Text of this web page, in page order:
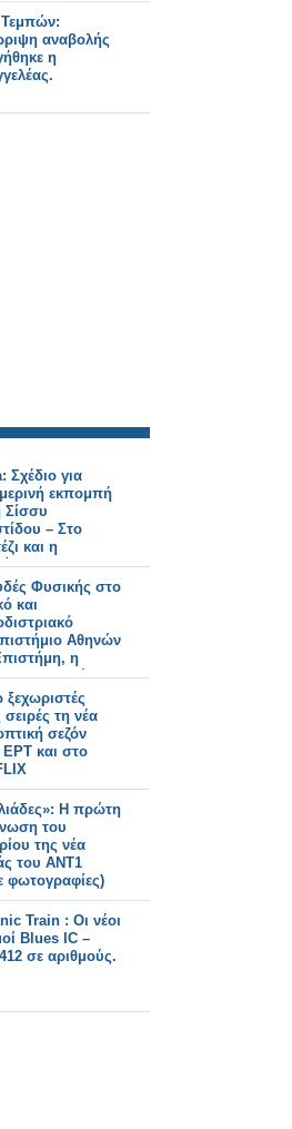
Τεμπών:
αναβολής
η
Σχέδιο για
εκπομπή
Σίσσυ
– Στο
και η
της
Γιάμαλη
Φυσικής στο
και
Αθηνών
η
η Διεθνής
οι
σειρές τη νέα
σεζόν
ΕΡΤ και στο
Η πρώτη
του
της νέα
του ΑΝΤ1
φωτογραφίες)
Train : Οι νέοι
Blues IC –
σε αριθμούς.